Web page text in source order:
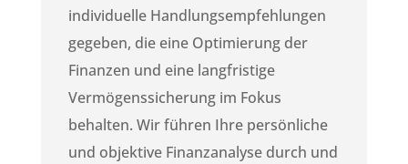
individuelle Handlungsempfehlungen
gegeben, die eine Optimierung der
Finanzen und eine langfristige
Vermögenssicherung im Fokus
behalten. Wir führen Ihre persönliche
und objektive Finanzanalyse durch und